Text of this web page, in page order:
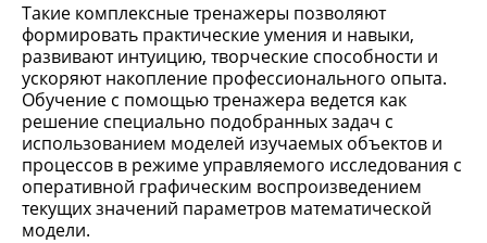
Такие комплексные тренажеры позволяют
формировать практические умения и навыки,
развивают интуицию, творческие способности и
ускоряют накопление профессионального опыта.
Обучение с помощью тренажера ведется как
решение специально подобранных задач с
использованием моделей изучаемых объектов и
процессов в режиме управляемого исследования с
оперативной графическим воспроизведением
текущих значений параметров математической
модели.